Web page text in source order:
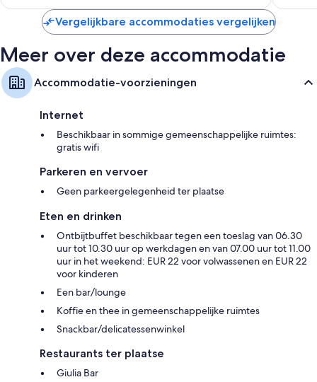
Vergelijkbare accommodaties vergelijken
Meer over deze accommodatie
Accommodatie-voorzieningen
Internet
Beschikbaar in sommige gemeenschappelijke ruimtes:
gratis wifi
Parkeren en vervoer
Geen parkeergelegenheid ter plaatse
Eten en drinken
Ontbijtbuffet beschikbaar tegen een toeslag van 06.30
uur tot 10.30 uur op werkdagen en van 07.00 uur tot 11.00
uur in het weekend: EUR 22 voor volwassenen en EUR 22
voor kinderen
Een bar/lounge
Koffie en thee in gemeenschappelijke ruimtes
Snackbar/delicatessenwinkel
Restaurants ter plaatse
Giulia Bar